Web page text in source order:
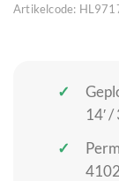
Artikelcode:
14′